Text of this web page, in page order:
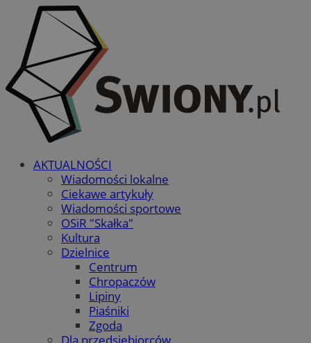
AKTUALNOŚCI
Wiadomości lokalne
Ciekawe artykuły
Wiadomości sportowe
OSiR "Skałka"
Kultura
Dzielnice
Centrum
Chropaczów
Lipiny
Piaśniki
Zgoda